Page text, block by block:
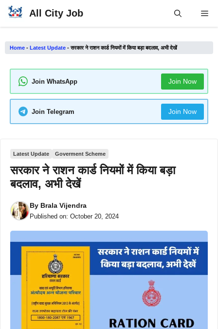
Skip
All City Job
Home - Latest Update -सरकार ने राशन कार्ड नियमों में किया बड़ा बदलाव, अभी देखें
Join WhatsApp Join Now
Join Telegram Join Now
Latest Update Goverment Scheme
सरकार ने राशन कार्ड नियमों में किया बड़ा
बदलाव, अभी देखें
By Brala Vijendra
Published on: October 20, 2024